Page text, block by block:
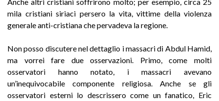
mila cristiani siriaci persero la vita, vittime della violenza
generale anti-cristiana che pervadeva la regione.
Non posso discutere nel dettaglio i massacri di Abdul Hamid,
ma vorrei fare due osservazioni. Primo, come molti
osservatori hanno notato, i massacri avevano
un’inequivocabile componente religiosa. Anche se gli
osservatori esterni lo descrissero come un fanatico, Eric